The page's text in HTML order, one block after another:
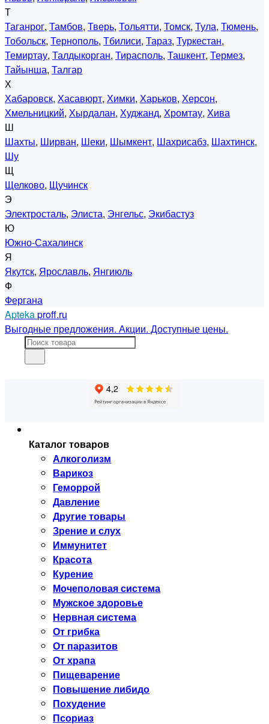
Т
Таганрог, Тамбов, Тверь, Тольятти, Томск, Тула, Тюмень,
Тобольск, Тернополь, Тбилиси, Тараз, Туркестан,
Темиртау, Талдыкорган, Тирасполь, Ташкент, Термез,
Тайынша, Талгар
Х
Хабаровск, Хасавюрт, Химки, Харьков, Херсон,
Хмельницкий, Хырдалан, Худжанд, Хромтау, Хива
Ш
Шахты, Ширван, Шеки, Шымкент, Шахрисабз, Шахтинск,
Шу
Щ
Щелково, Щучинск
Э
Электросталь, Элиста, Энгельс, Экибастуз
Ю
Южно-Сахалинск
Я
Якутск, Ярославль, Янгиюль
Ф
Фергана
Aptekaproff.ru
Выгодные предложения. Акции. Доступные цены.
Каталог товаров
Алкоголизм
Варикоз
Геморрой
Давление
Другие товары
Зрение и слух
Иммунитет
Красота
Курение
Мочеполовая система
Мужское здоровье
Нервная система
От грибка
От паразитов
От храпа
Пищеварение
Повышение либидо
Похудение
Псориаз